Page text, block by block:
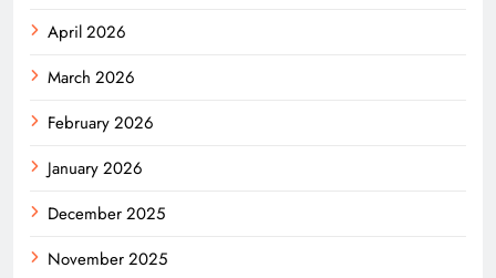
April 2026
March 2026
February 2026
January 2026
December 2025
November 2025